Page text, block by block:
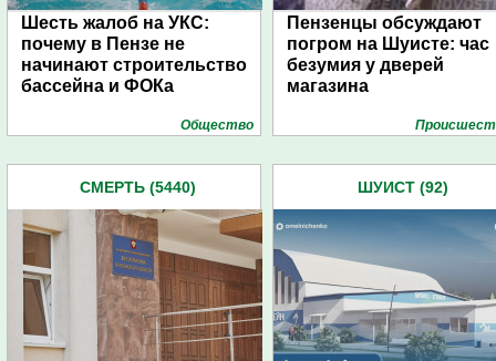
Шесть жалоб на УКС:
почему в Пензе не
начинают строительство
бассейна и ФОКа
Общество
Пензенцы обсуждают
погром на Шуисте: час
безумия у дверей
магазина
СМЕРТЬ (5440) ШУИСТ (92)